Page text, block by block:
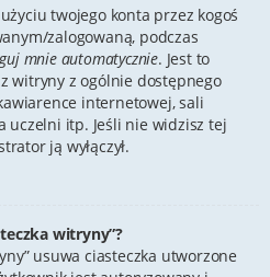
twojego konta przez kogoś
zalogowaną, podczas
mnie automatycznie. Jest to
witryny z ogólnie dostępnego
internetowej, sali
uczelni itp. Jeśli nie widzisz tej
ją wyłączył.
witryny”?
usuwa ciasteczka utworzone